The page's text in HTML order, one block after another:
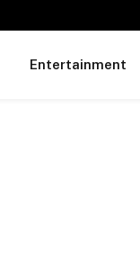
Entertainment